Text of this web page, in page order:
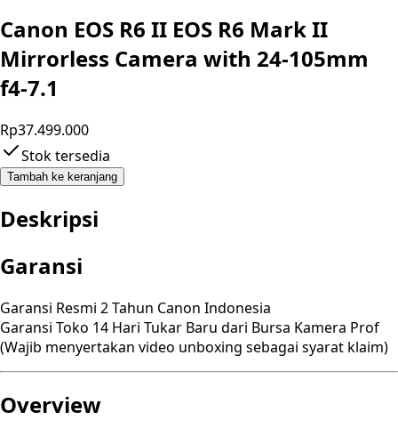
Canon EOS R6 II EOS R6 Mark II
Mirrorless Camera with 24-105mm
f4-7.1
Rp37.499.000
Stok tersedia
Tambah ke keranjang
Deskripsi
Garansi
Garansi Resmi 2 Tahun Canon Indonesia
Garansi Toko 14 Hari Tukar Baru dari Bursa Kamera Prof
(Wajib menyertakan video unboxing sebagai syarat klaim)
Overview